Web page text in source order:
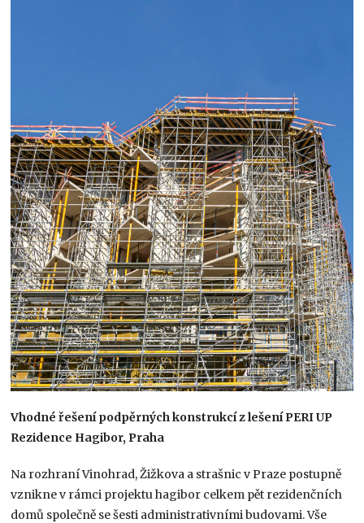
Vhodné řešení podpěrných konstrukcí z lešení PERI UP
Rezidence Hagibor, Praha
Na rozhraní Vinohrad, Žižkova a strašnic v Praze postupně
vznikne v rámci projektu hagibor celkem pět rezidenčních
domů společně se šesti administrativními budovami. Vše